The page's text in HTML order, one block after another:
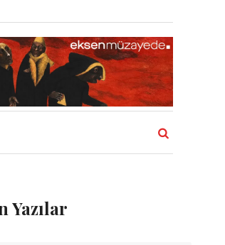
Bir Sentez
Yazılar